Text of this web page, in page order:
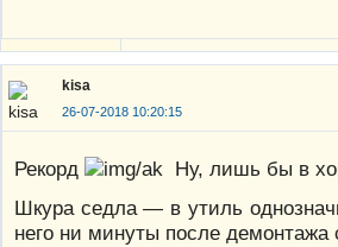
kisa
26-07-2018 10:20:15
Рекорд
Ну, лишь бы в
Шкура седла — в утиль
него ни минуты после демонтажа